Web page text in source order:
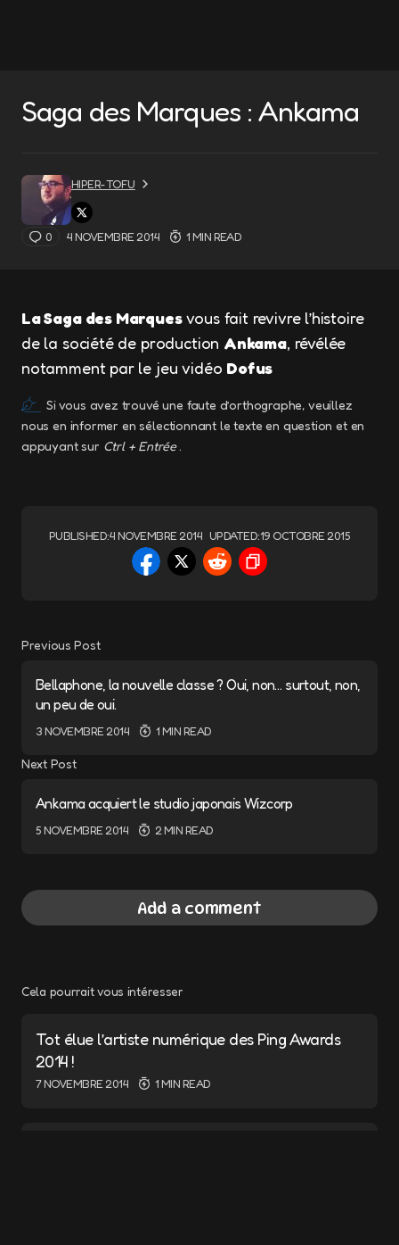
Saga des Marques : Ankama
HIPER-TOFU
0 4 NOVEMBRE 2014 1 MIN READ
La Saga des Marquesvous fait revivre l’histoire
de la société de production Ankama, révélée
notamment par le jeu vidéo Dofus
Si vous avez trouvé une faute d’orthographe, veuillez
nous en informer en sélectionnant le texte en question et en
appuyant sur Ctrl + Entrée.
PUBLISHED:4 NOVEMBRE 2014 UPDATED:19 OCTOBRE 2015
Previous Post
Bellaphone, la nouvelle classe ? Oui, non… surtout, non,
un peu de oui.
3 NOVEMBRE 2014 1 MIN READ
Next Post
Ankama acquiert le studio japonais Wizcorp
5 NOVEMBRE 2014 2 MIN READ
Add a comment
Votre adresse e-mail ne sera pas publiée.
*
Message*
Cela pourrait vous intéresser
Tot élue l’artiste numérique des Ping Awards
2014 !
7 NOVEMBRE 2014 1 MIN READ